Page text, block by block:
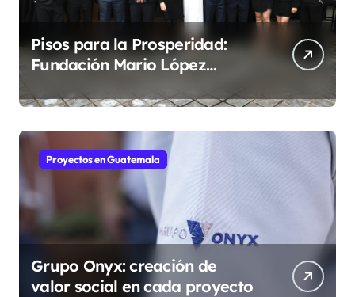
Pisos para la Prosperidad:
Fundación Mario López
guatemaltecas
Proyectos en Guatemala
Grupo Onyx: creación de
valor social en cada proyecto